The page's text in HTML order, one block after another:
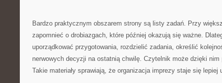
Bardzo praktycznym obszarem strony są listy zadań. Przy
zapomnieć o drobiazgach, które później okazują się ważne.
uporządkować przygotowania, rozdzielić zadania, określić
nerwowych decyzji na ostatnią chwilę. Czytelnik może dzięki
Takie materiały sprawiają, że organizacja imprezy staje się lepiej